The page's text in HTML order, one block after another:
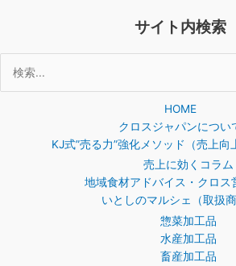
サイト内検索
索
HOME
クロスジャパンについ
KJ式”売る力”強化メソッド（売上向
売上に効くコラム
地域食材アドバイス・クロス
いとしのマルシェ（取扱商
惣菜加工品
水産加工品
畜産加工品